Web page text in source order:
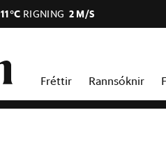
11°C RIGNING 2 M/S
Fréttir Rannsóknir